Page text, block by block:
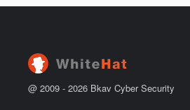
@ 2009 - 2026 Bkav Cyber Security